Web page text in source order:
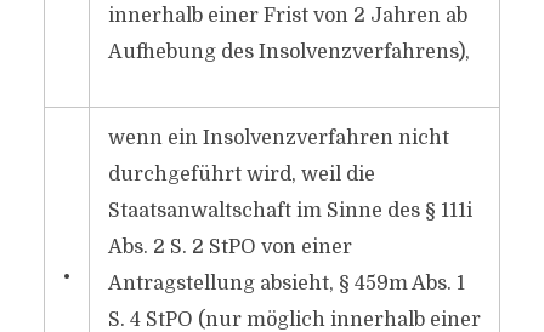
innerhalb einer Frist von 2 Jahren ab
Aufhebung des Insolvenzverfahrens),
•
wenn ein Insolvenzverfahren nicht
durchgeführt wird, weil die
Staatsanwaltschaft im Sinne des § 111i
Abs. 2 S. 2 StPO von einer
Antragstellung absieht, § 459m Abs. 1
S. 4 StPO (nur möglich innerhalb einer